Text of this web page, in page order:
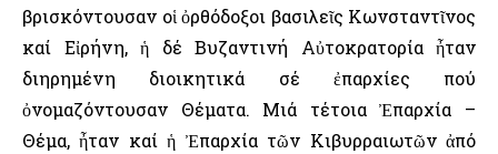
βρισκόντουσαν οἱ ὀρθόδοξοι βασιλεῖς Κωνσταντῖνος
καί Εἰρήνη, ἡ δέ Βυζαντινή Αὐτοκρατορία ἦταν
διηρημένη διοικητικά σέ ἐπαρχίες πού
ὀνομαζόντουσαν Θέματα. Μιά τέτοια Ἐπαρχία –
Θέμα, ἦταν καί ἡ Ἐπαρχία τῶν Κιβυρραιωτῶν ἀπό